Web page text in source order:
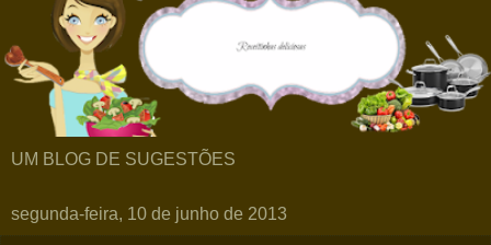
UM BLOG DE SUGESTÕES
segunda-feira, 10 de junho de 2013